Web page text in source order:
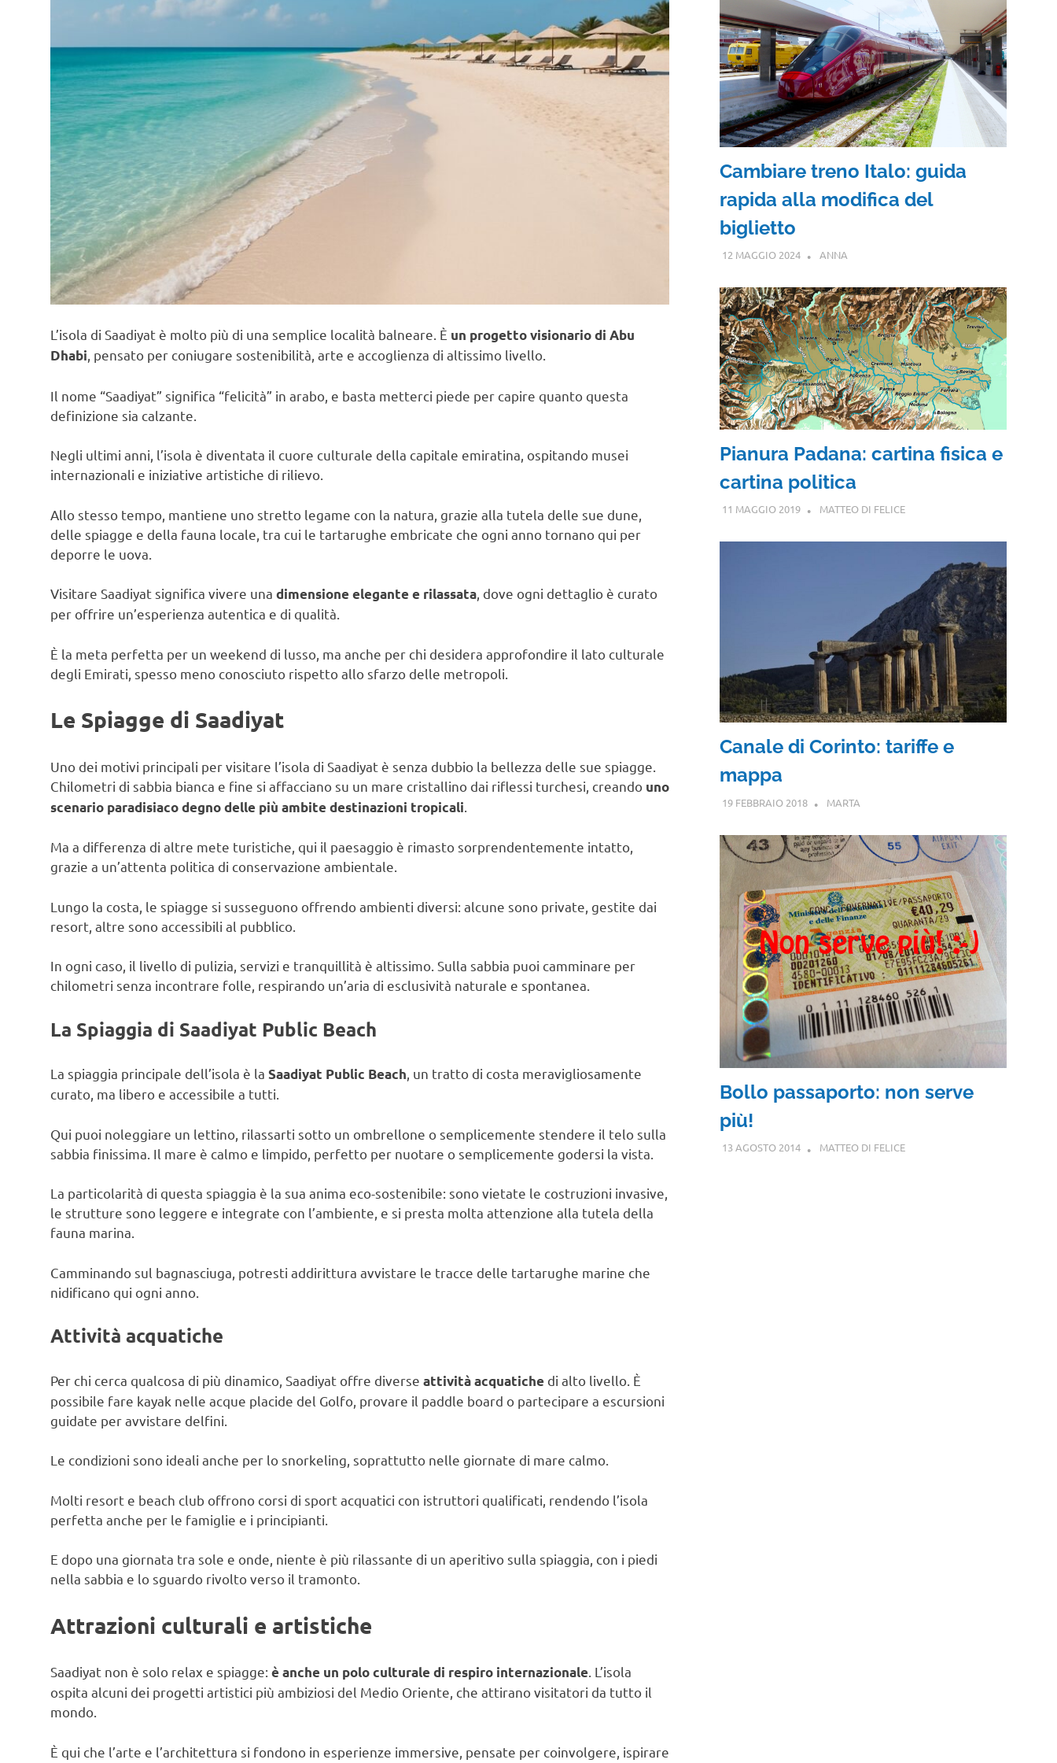
L’isola di Saadiyat è molto più di una semplice località balneare. È un progetto visionario di Abu
Dhabi, pensato per coniugare sostenibilità, arte e accoglienza di altissimo livello.
Il nome “Saadiyat” significa “felicità” in arabo, e basta metterci piede per capire quanto questa
definizione sia calzante.
Negli ultimi anni, l’isola è diventata il cuore culturale della capitale emiratina, ospitando musei
internazionali e iniziative artistiche di rilievo.
Allo stesso tempo, mantiene uno stretto legame con la natura, grazie alla tutela delle sue dune,
delle spiagge e della fauna locale, tra cui le tartarughe embricate che ogni anno tornano qui per
deporre le uova.
Visitare Saadiyat significa vivere una dimensione elegante e rilassata, dove ogni dettaglio è curato
per offrire un’esperienza autentica e di qualità.
È la meta perfetta per un weekend di lusso, ma anche per chi desidera approfondire il lato culturale
degli Emirati, spesso meno conosciuto rispetto allo sfarzo delle metropoli.
Le Spiagge di Saadiyat
Uno dei motivi principali per visitare l’isola di Saadiyat è senza dubbio la bellezza delle sue spiagge.
Chilometri di sabbia bianca e fine si affacciano su un mare cristallino dai riflessi turchesi, creando uno
scenario paradisiaco degno delle più ambite destinazioni tropicali
Ma a differenza di altre mete turistiche, qui il paesaggio è rimasto sorprendentemente intatto,
grazie a un’attenta politica di conservazione ambientale.
Lungo la costa, le spiagge si susseguono offrendo ambienti diversi: alcune sono private, gestite dai
resort, altre sono accessibili al pubblico.
In ogni caso, il livello di pulizia, servizi e tranquillità è altissimo. Sulla sabbia puoi camminare per
chilometri senza incontrare folle, respirando un’aria di esclusività naturale e spontanea.
La Spiaggia di Saadiyat Public Beach
La spiaggia principale dell’isola è la Saadiyat Public Beach, un tratto di costa meravigliosamente
curato, ma libero e accessibile a tutti.
Qui puoi noleggiare un lettino, rilassarti sotto un ombrellone o semplicemente stendere il telo sulla
sabbia finissima. Il mare è calmo e limpido, perfetto per nuotare o semplicemente godersi la vista.
La particolarità di questa spiaggia è la sua anima eco-sostenibile: sono vietate le costruzioni invasive,
le strutture sono leggere e integrate con l’ambiente, e si presta molta attenzione alla tutela della
fauna marina.
Camminando sul bagnasciuga, potresti addirittura avvistare le tracce delle tartarughe marine che
nidificano qui ogni anno.
Attività acquatiche
Per chi cerca qualcosa di più dinamico, Saadiyat offre diverse attività acquatiche di alto livello. È
possibile fare kayak nelle acque placide del Golfo, provare il paddle board o partecipare a escursioni
guidate per avvistare delfini.
Le condizioni sono ideali anche per lo snorkeling, soprattutto nelle giornate di mare calmo.
Molti resort e beach club offrono corsi di sport acquatici con istruttori qualificati, rendendo l’isola
perfetta anche per le famiglie e i principianti.
E dopo una giornata tra sole e onde, niente è più rilassante di un aperitivo sulla spiaggia, con i piedi
nella sabbia e lo sguardo rivolto verso il tramonto.
Attrazioni culturali e artistiche
Saadiyat non è solo relax e spiagge: è anche un polo culturale di respiro internazionale. L’isola
ospita alcuni dei progetti artistici più ambiziosi del Medio Oriente, che attirano visitatori da tutto il
mondo.
È qui che l’arte e l’architettura si fondono in esperienze immersive, pensate per coinvolgere, ispirare
Cambiare treno Italo: guida
rapida alla modifica del
biglietto
12 MAGGIO 2024 ANNA
Pianura Padana: cartina fisica e
cartina politica
11 MAGGIO 2019 MATTEO DI FELICE
Canale di Corinto: tariffe e
mappa
19 FEBBRAIO 2018 MARTA
Bollo passaporto: non serve
più!
13 AGOSTO 2014 MATTEO DI FELICE